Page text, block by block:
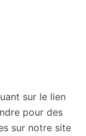
sur le lien
pour des
sur notre site